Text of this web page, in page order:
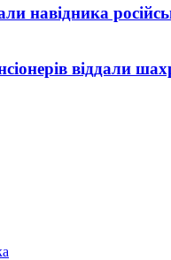
навідника
віддали